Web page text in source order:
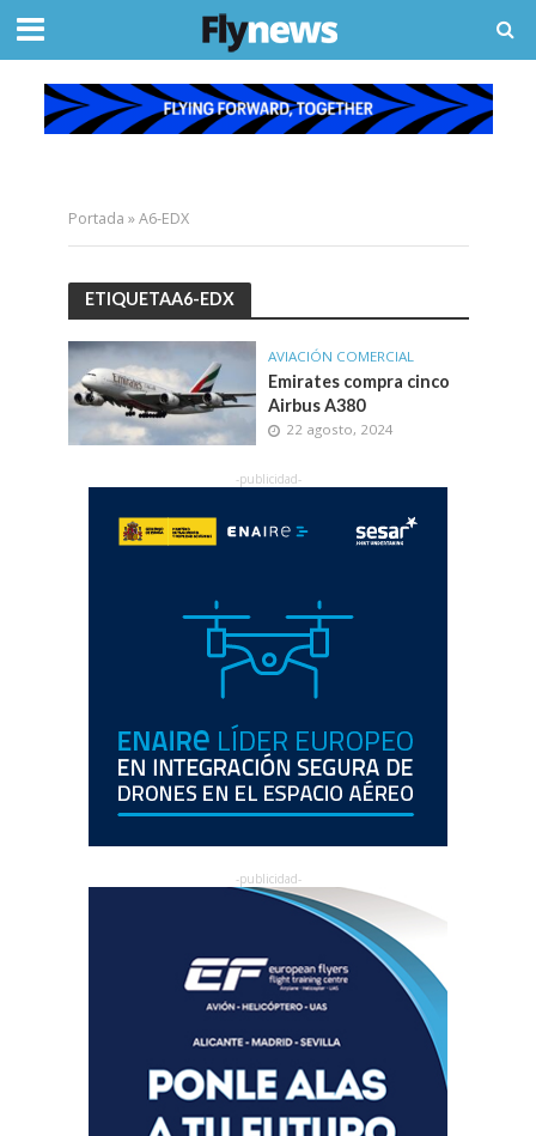
Portada »A6-EDX
ETIQUETAA6-EDX
AVIACIÓN COMERCIAL
Emirates compra cinco
Airbus A380
22 agosto, 2024